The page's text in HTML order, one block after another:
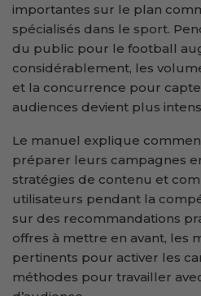
importantes sur le plan
spécialisés dans le sport.
du public pour le football
considérablement, les
et la concurrence pour
audiences devient plus
Le manuel explique
préparer leurs campagnes
stratégies de contenu et
utilisateurs pendant la
sur des recommandations
offres à mettre en avant, les
pertinents pour activer les
méthodes pour travailler